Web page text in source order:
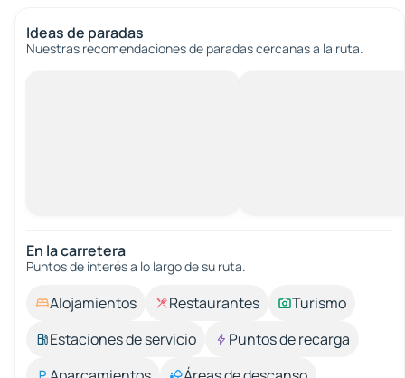
Ideas de paradas
Nuestras recomendaciones de paradas cercanas a la ruta.
En la carretera
Puntos de interés a lo largo de su ruta.
Alojamientos Restaurantes
Turismo
Estaciones de servicio
Puntos de recarga